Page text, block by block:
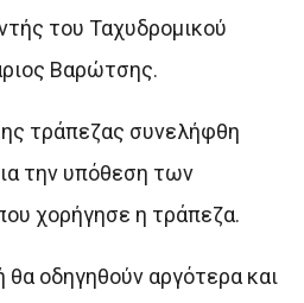
του Ταχυδρομικού
Βαρώτσης.
τράπεζας συνελήφθη
την υπόθεση των
χορήγησε η τράπεζα.
θα οδηγηθούν αργότερα και